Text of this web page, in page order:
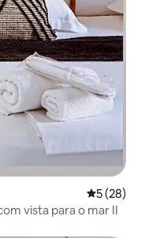
5 de uma
5 (28)
vista para o mar II